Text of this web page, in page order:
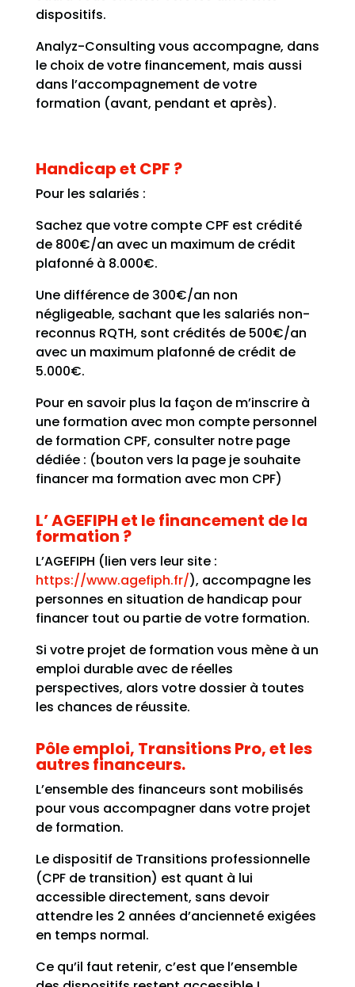
dispositifs.
Analyz-Consulting vous accompagne, dans
le choix de votre financement, mais aussi
dans l’accompagnement de votre
formation (avant, pendant et après).
Handicap et CPF ?
Pour les salariés :
Sachez que votre compte CPF est crédité
de 800€/an avec un maximum de crédit
plafonné à 8.000€.
Une différence de 300€/an non
négligeable, sachant que les salariés non-
reconnus RQTH, sont crédités de 500€/an
avec un maximum plafonné de crédit de
5.000€.
Pour en savoir plus la façon de m’inscrire à
une formation avec mon compte personnel
de formation CPF, consulter notre page
dédiée : (bouton vers la page je souhaite
financer ma formation avec mon CPF)
L’ AGEFIPH et le financement de la
formation ?
L’AGEFIPH (lien vers leur site :
https://www.agefiph.fr/), accompagne les
personnes en situation de handicap pour
financer tout ou partie de votre formation.
Si votre projet de formation vous mène à un
emploi durable avec de réelles
perspectives, alors votre dossier à toutes
les chances de réussite.
Pôle emploi, Transitions Pro, et les
autres financeurs.
L’ensemble des financeurs sont mobilisés
pour vous accompagner dans votre projet
de formation.
Le dispositif de Transitions professionnelle
(CPF de transition) est quant à lui
accessible directement, sans devoir
attendre les 2 années d’ancienneté exigées
en temps normal.
Ce qu’il faut retenir, c’est que l’ensemble